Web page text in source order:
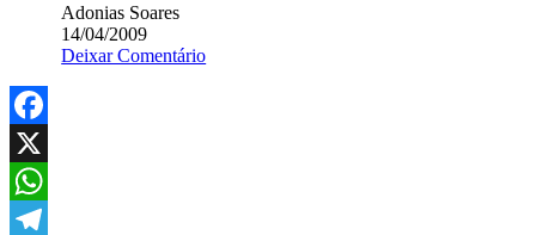
Adonias Soares
14/04/2009
Deixar Comentário
Facebook
X
WhatsApp